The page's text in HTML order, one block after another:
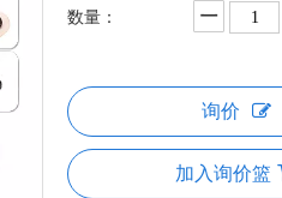
数量：
询价
加入询价篮